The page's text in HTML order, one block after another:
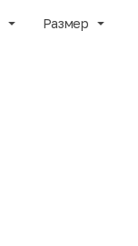
Размер